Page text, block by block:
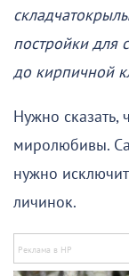
постройки для
до кирпичной
Нужно сказать,
миролюбивы.
нужно
личинок.